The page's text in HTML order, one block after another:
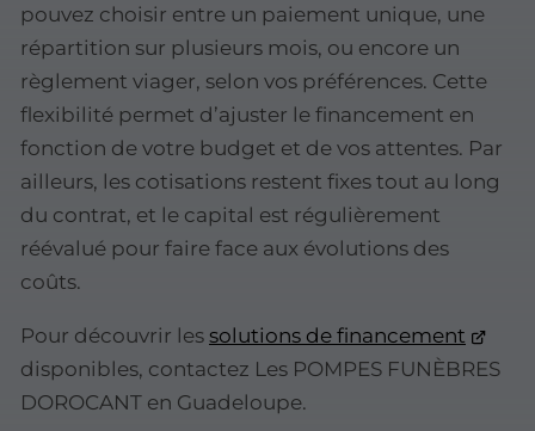
pouvez choisir entre un paiement unique, une
répartition sur plusieurs mois, ou encore un
règlement viager, selon vos préférences. Cette
flexibilité permet d’ajuster le financement en
fonction de votre budget et de vos attentes. Par
ailleurs, les cotisations restent fixes tout au long
du contrat, et le capital est régulièrement
réévalué pour faire face aux évolutions des
coûts.
Pour découvrir les solutions de financement
disponibles, contactez Les POMPES FUNÈBRES
DOROCANT en Guadeloupe.